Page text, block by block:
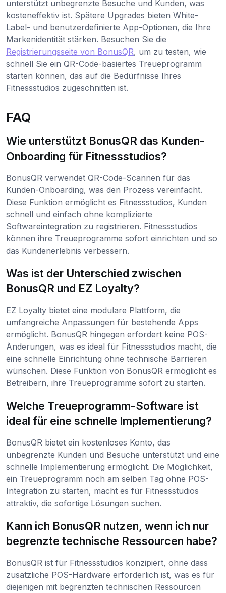
unterstützt unbegrenzte Besuche und Kunden, was
kosteneffektiv ist. Spätere Upgrades bieten White-
Label- und benutzerdefinierte App-Optionen, die Ihre
Markenidentität stärken. Besuchen Sie die
Registrierungsseite von BonusQR, um zu testen, wie
schnell Sie ein QR-Code-basiertes Treueprogramm
starten können, das auf die Bedürfnisse Ihres
Fitnessstudios zugeschnitten ist.
FAQ
Wie unterstützt BonusQR das Kunden-
Onboarding für Fitnessstudios?
BonusQR verwendet QR-Code-Scannen für das
Kunden-Onboarding, was den Prozess vereinfacht.
Diese Funktion ermöglicht es Fitnessstudios, Kunden
schnell und einfach ohne komplizierte
Softwareintegration zu registrieren. Fitnessstudios
können ihre Treueprogramme sofort einrichten und so
das Kundenerlebnis verbessern.
Was ist der Unterschied zwischen
BonusQR und EZ Loyalty?
EZ Loyalty bietet eine modulare Plattform, die
umfangreiche Anpassungen für bestehende Apps
ermöglicht. BonusQR hingegen erfordert keine POS-
Änderungen, was es ideal für Fitnessstudios macht, die
eine schnelle Einrichtung ohne technische Barrieren
wünschen. Diese Funktion von BonusQR ermöglicht es
Betreibern, ihre Treueprogramme sofort zu starten.
Welche Treueprogramm-Software ist
ideal für eine schnelle Implementierung?
BonusQR bietet ein kostenloses Konto, das
unbegrenzte Kunden und Besuche unterstützt und eine
schnelle Implementierung ermöglicht. Die Möglichkeit,
ein Treueprogramm noch am selben Tag ohne POS-
Integration zu starten, macht es für Fitnessstudios
attraktiv, die sofortige Lösungen suchen.
Kann ich BonusQR nutzen, wenn ich nur
begrenzte technische Ressourcen habe?
BonusQR ist für Fitnessstudios konzipiert, ohne dass
zusätzliche POS-Hardware erforderlich ist, was es für
diejenigen mit begrenzten technischen Ressourcen